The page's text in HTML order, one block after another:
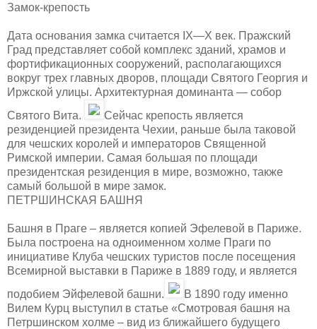
Замок-крепость
Дата основания замка считается IX—X век. Пражский
Град представляет собой комплекс зданий, храмов и
фортификационных сооружений, располагающихся
вокруг трех главных дворов, площади Святого Георгия и
Иржской улицы. Архитектурная доминанта — собор
Святого Вита.
Сейчас крепость является
резиденцией президента Чехии, раньше была таковой
для чешских королей и императоров Священной
Римской империи. Самая большая по площади
президентская резиденция в мире, возможно, также
самый большой в мире замок.
ПЕТРШИНСКАЯ БАШНЯ
Башня в Праге – является копией Эфелевой в Париже.
Была построена на одноименном холме Праги по
инициативе Клуба чешских туристов после посещения
Всемирной выставки в Париже в 1889 году, и является
подобием Эйфелевой башни.
В 1890 году именно
Вилем Курц выступил в статье «Смотровая башня на
Петршинском холме – вид из ближайшего будущего